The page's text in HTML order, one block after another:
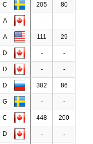
C 205 80
A - -
A 111 29
D - -
D - -
D 382 86
G - -
C 448 200
D - -